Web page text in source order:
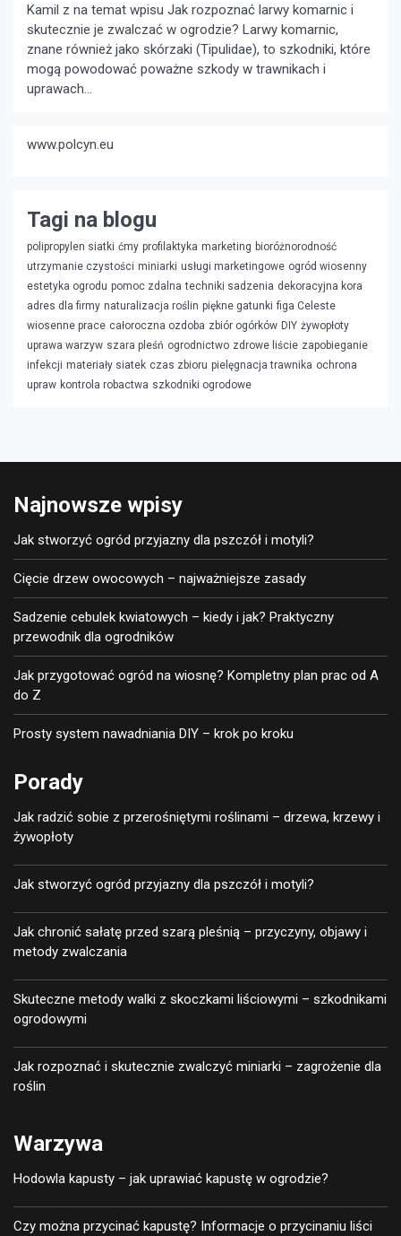
Kamil z na temat wpisu Jak rozpoznać larwy komarnic i
skutecznie je zwalczać w ogrodzie? Larwy komarnic,
znane również jako skórzaki (Tipulidae), to szkodniki, które
mogą powodować poważne szkody w trawnikach i
uprawach...
www.polcyn.eu
Tagi na blogu
polipropylen siatki ćmy profilaktyka marketing bioróżnorodność
utrzymanie czystości miniarki usługi marketingowe ogród wiosenny
estetyka ogrodu pomoc zdalna techniki sadzenia dekoracyjna kora
adres dla firmy naturalizacja roślin piękne gatunki figa Celeste
wiosenne prace całoroczna ozdoba zbiór ogórków DIY żywopłoty
uprawa warzyw szara pleśń ogrodnictwo zdrowe liście zapobieganie
infekcji materiały siatek czas zbioru pielęgnacja trawnika ochrona
upraw kontrola robactwa szkodniki ogrodowe
Najnowsze wpisy
Jak stworzyć ogród przyjazny dla pszczół i motyli?
Cięcie drzew owocowych – najważniejsze zasady
Sadzenie cebulek kwiatowych – kiedy i jak? Praktyczny
przewodnik dla ogrodników
Jak przygotować ogród na wiosnę? Kompletny plan prac od A
do Z
Prosty system nawadniania DIY – krok po kroku
Porady
Jak radzić sobie z przerośniętymi roślinami – drzewa, krzewy i
żywopłoty
Jak stworzyć ogród przyjazny dla pszczół i motyli?
Jak chronić sałatę przed szarą pleśnią – przyczyny, objawy i
metody zwalczania
Skuteczne metody walki z skoczkami liściowymi – szkodnikami
ogrodowymi
Jak rozpoznać i skutecznie zwalczyć miniarki – zagrożenie dla
roślin
Warzywa
Hodowla kapusty – jak uprawiać kapustę w ogrodzie?
Czy można przycinać kapustę? Informacje o przycinaniu liści